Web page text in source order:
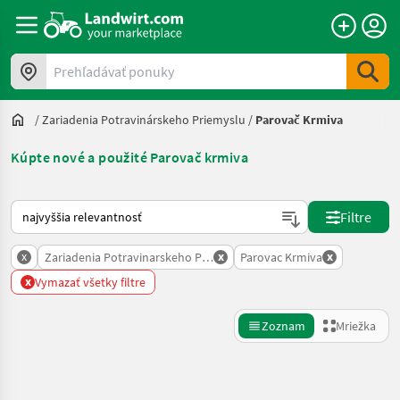
Prehľadávať ponuky
/Zariadenia Potravinárskeho Priemyslu / Parovač Krmiva
Kúpte nové a použité Parovač krmiva
Takto sa vykonáva triedenie na Landwirt.com
Filtre
x Zariadenia Potravinarskeho Priemyslu
x Parovac Krmiva x
x Vymazať všetky filtre
Zoznam Mriežka